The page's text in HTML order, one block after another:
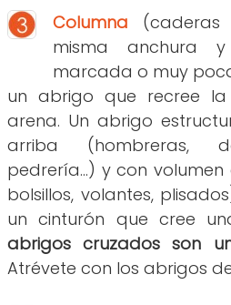
Columna
misma anchura
marcada o muy
un abrigo que recree
arena. Un abrigo
arriba (hombreras,
pedrería...) y con
bolsillos, volantes,
un cinturón que cree
abrigos cruzados son
Atrévete con los abrigos